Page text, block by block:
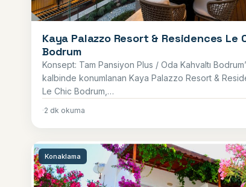
Kaya Palazzo Resort & Residences Le
Bodrum
Konsept: Tam Pansiyon Plus / Oda Kahvaltı
kalbinde konumlanan Kaya Palazzo Resort &
Le Chic Bodrum,…
·2 dk okuma
Konaklama